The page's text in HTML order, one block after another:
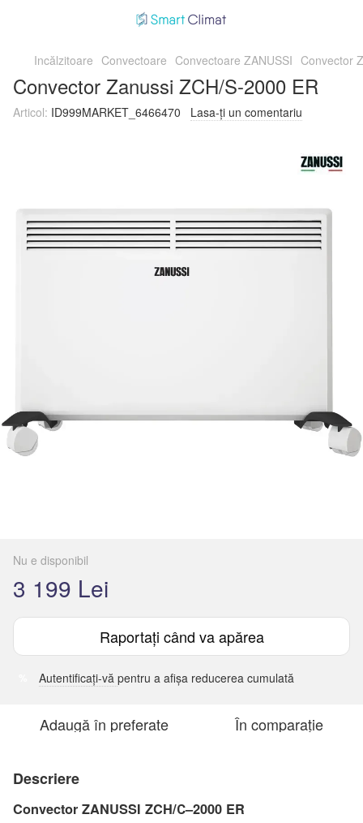
Incălzitoare Convectoare Convectoare ZANUSSI Convector
Convector Zanussi ZCH/S-2000 ER
Articol: ID999MARKET_6466470 Lasa-ți un comentariu
Nu e disponibil
3 199 Lei
Raportați când va apărea
Autentificați-vă pentru a afișa reducerea cumulată
Adaugă în preferate În comparație
Descriere
Convector ZANUSSI ZCH/С–2000 ER